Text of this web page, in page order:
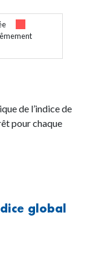
de l’indice de
pour chaque
global